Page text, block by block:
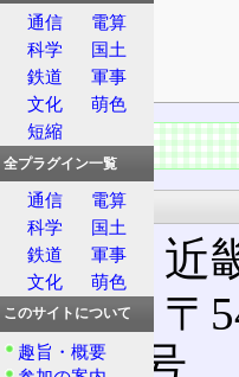
Jスルーカード
PiTaPa
ICOCA
概要
基本情報
商号: 近
本社: 〒
番55号
通信
電算
科学
国土
鉄道
軍事
文化
萌色
短縮
全プラグイン一覧
通信
電算
科学
国土
鉄道
軍事
文化
萌色
このサイトについて
趣旨・概要